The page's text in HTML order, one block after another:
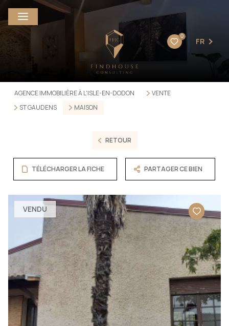
0
FR
AGENCE IMMOBILIÈRE À L'ISLE-EN-DODON
VENTE
ST GAUDENS
MAISON
RETOUR
TÉLÉCHARGER LA FICHE PARTAGER CE BIEN
VENDU